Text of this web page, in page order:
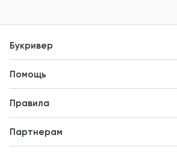
Букривер
Новости
Помощь
Правила
Партнерам